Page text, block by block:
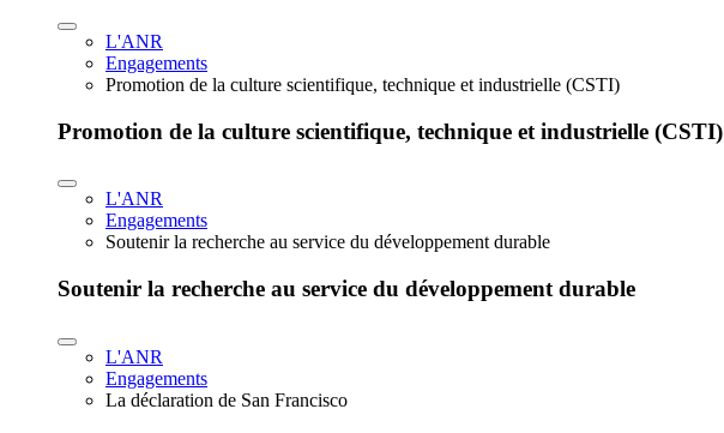
L'ANR
Engagements
Promotion de la culture scientifique, technique et industrielle (CSTI)
Promotion de la culture scientifique, technique et industrielle (CSTI)
L'ANR
Engagements
Soutenir la recherche au service du développement durable
Soutenir la recherche au service du développement durable
L'ANR
Engagements
La déclaration de San Francisco